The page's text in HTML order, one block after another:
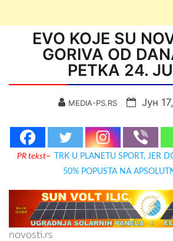
EVO KOJE SU
GORIVA OD
PETKA 24.
MEDIA-PS.RS Јун
PR tekst–
TRK U PLANETU SPORT, JER
50% POPUSTA NA
novosti.rs